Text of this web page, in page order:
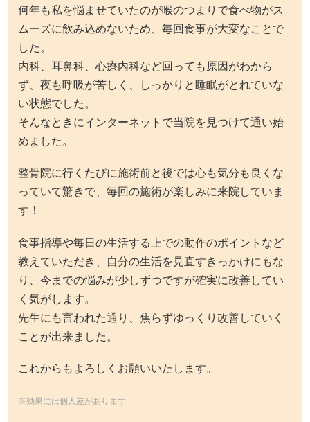
何年も私を悩ませていたのが喉のつまりで食べ物がス
ムーズに飲み込めないため、毎回食事が大変なことで
した。
内科、耳鼻科、心療内科など回っても原因がわから
ず、夜も呼吸が苦しく、しっかりと睡眠がとれていな
い状態でした。
そんなときにインターネットで当院を見つけて通い始
めました。
整骨院に行くたびに施術前と後では心も気分も良くな
っていて驚きで、毎回の施術が楽しみに来院していま
す！
食事指導や毎日の生活する上での動作のポイントなど
教えていただき、自分の生活を見直すきっかけにもな
り、今までの悩みが少しずつですが確実に改善してい
く気がします。
先生にも言われた通り、焦らずゆっくり改善していく
ことが出来ました。
これからもよろしくお願いいたします。
※効果には個人差があります